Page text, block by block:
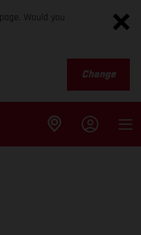
Would you
Change